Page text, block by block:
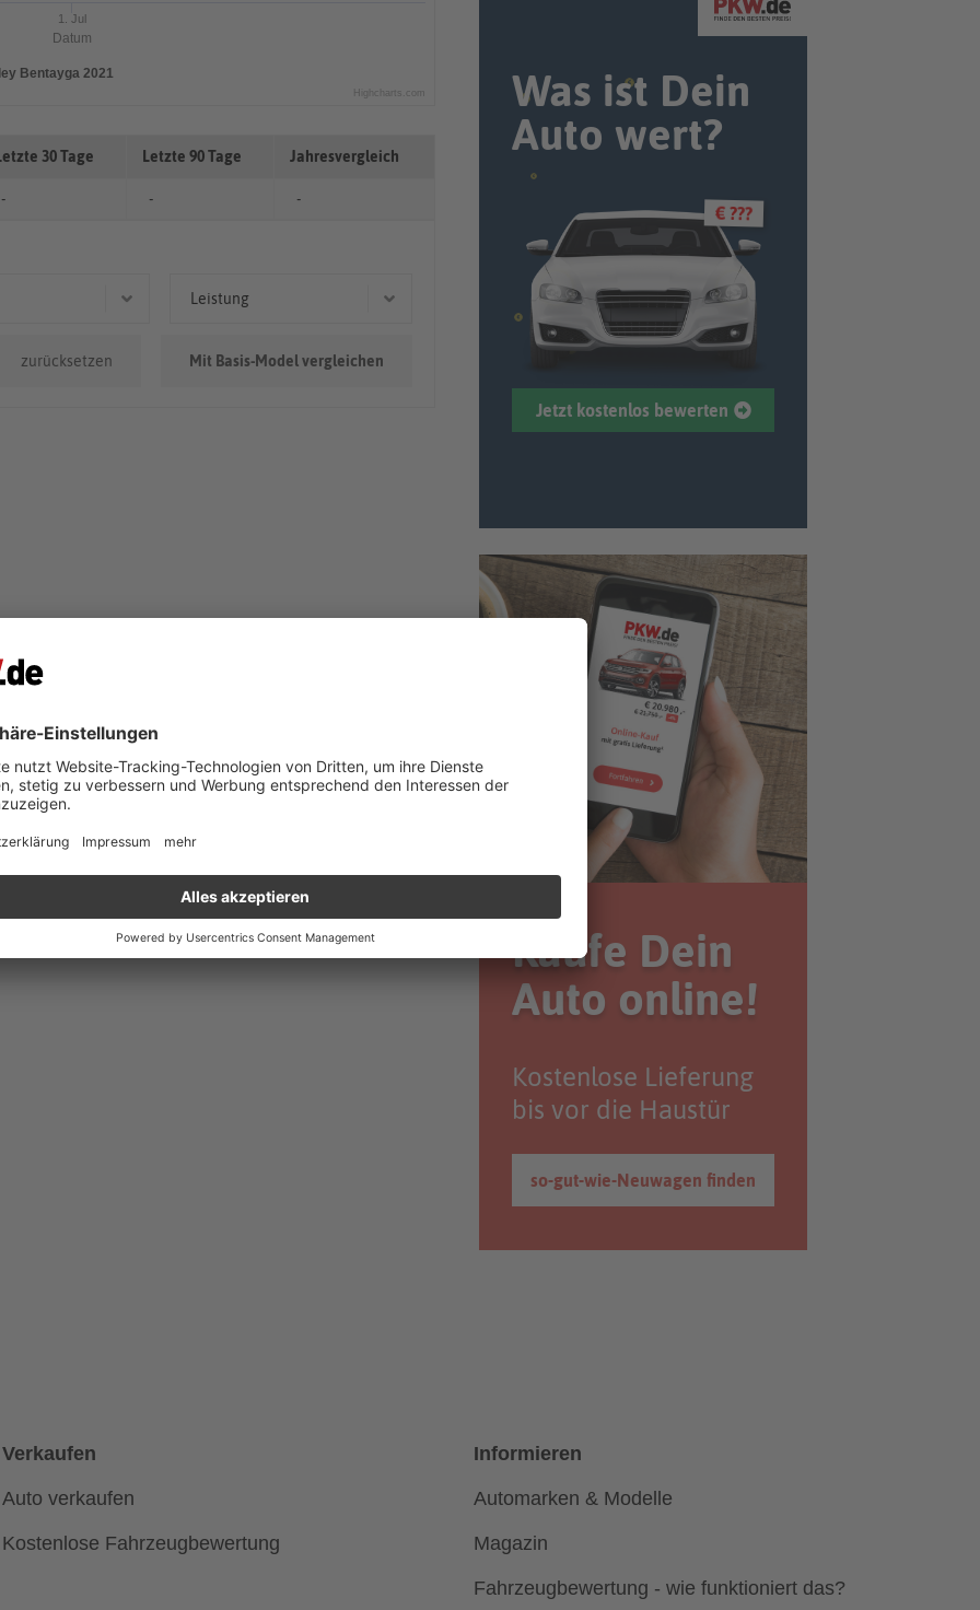
Datum
Bentayga 2021
1. Jul
Highcharts.com
30 Tage Letzte 90 Tage Jahresvergleich
- - -
Leistung
zurücksetzen
Mit Basis-Model vergleichen
Was ist Dein
Auto wert?
€ ???
Jetzt kostenlos bewerten
Kaufe Dein
Auto online!
Kostenlose Lieferung
bis vor die Haustür
so-gut-wie-Neuwagen finden
Verkaufen
Auto verkaufen
Kostenlose Fahrzeugbewertung
Informieren
Automarken & Modelle
Magazin
Fahrzeugbewertung - wie funktioniert das?